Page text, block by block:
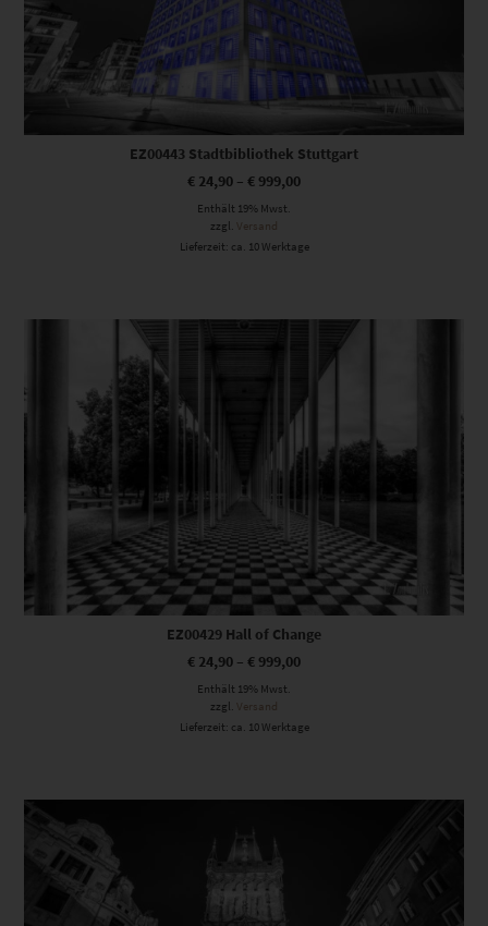
EZ00443 Stadtbibliothek Stuttgart
€ 24,90 – € 999,00
Enthält 19% Mwst.
zzgl. Versand
Lieferzeit: ca. 10 Werktage
Dieses Produkt weist mehrere Varianten auf. Die Optionen können auf der Produktseite gewählt werden
EZ00429 Hall of Change
€ 24,90 – € 999,00
Enthält 19% Mwst.
zzgl.
Versand
Lieferzeit: ca. 10 Werktage
Dieses Produkt weist mehrere Varianten auf. Die Optionen können auf der Produktseite gewählt werden